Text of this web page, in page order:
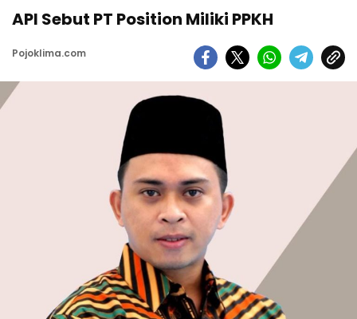
API Sebut PT Position Miliki PPKH
Pojoklima.com